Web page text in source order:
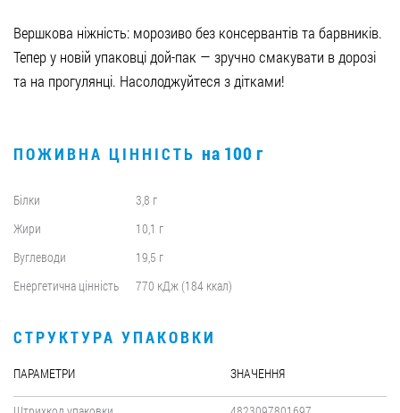
0412 42 29 23
Вершкова ніжність: морозиво без консервантів та барвників.
Тепер у новій упаковці дой-пак — зручно смакувати в дорозі
та на прогулянці. Насолоджуйтеся з дітками!
ПОЖИВНА ЦІННІСТЬ на 100 г
Білки
3,8 г
Жири
10,1 г
Вуглеводи
19,5 г
Енергетична цінність
770 кДж (184 ккал)
СТРУКТУРА УПАКОВКИ
ПАРАМЕТРИ ЗНАЧЕННЯ